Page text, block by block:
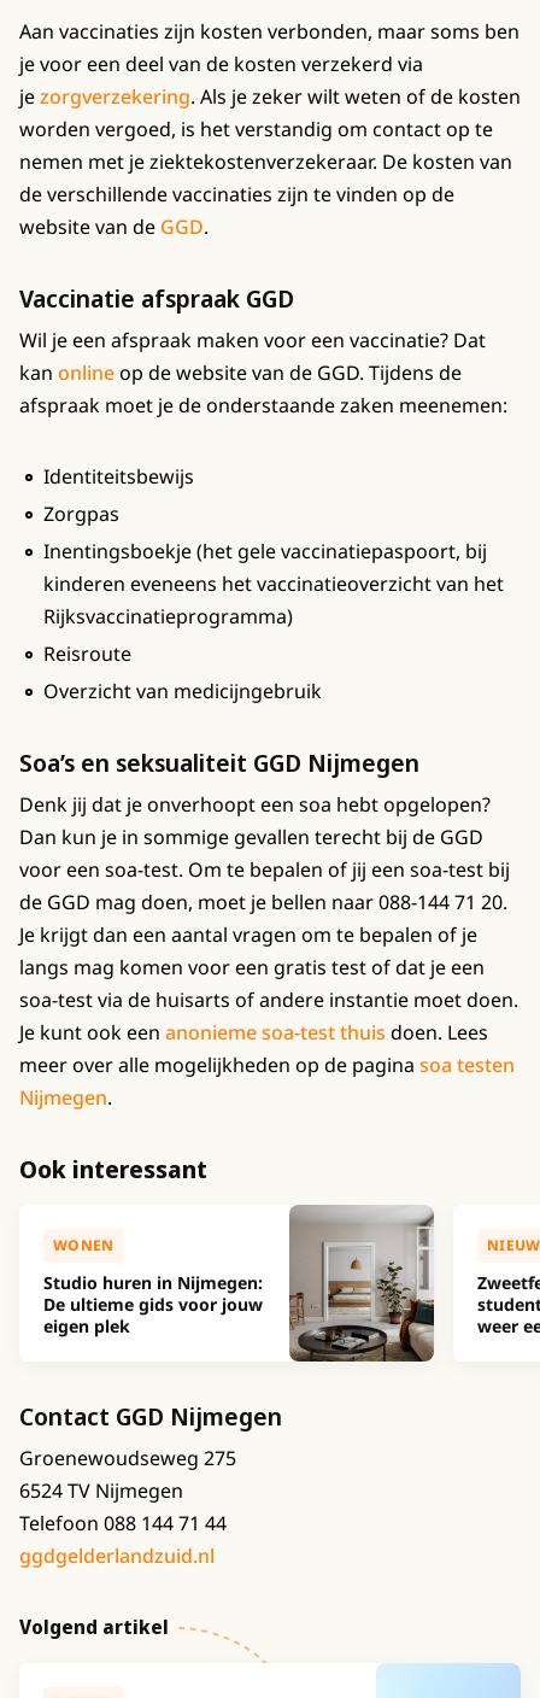
Aan vaccinaties zijn kosten verbonden, maar soms ben
je voor een deel van de kosten verzekerd via
jezorgverzekering. Als je zeker wilt weten of de kosten
worden vergoed, is het verstandig om contact op te
nemen met je ziektekostenverzekeraar. De kosten van
de verschillende vaccinaties zijn te vinden op de
website van de GGD.
Vaccinatie afspraak GGD
Wil je een afspraak maken voor een vaccinatie? Dat
kan onlineop de website van de GGD. Tijdens de
afspraak moet je de onderstaande zaken meenemen:
Identiteitsbewijs
Zorgpas
Inentingsboekje (het gele vaccinatiepaspoort, bij
kinderen eveneens het vaccinatieoverzicht van het
Rijksvaccinatieprogramma)
Reisroute
Overzicht van medicijngebruik
Soa’s en seksualiteit GGD Nijmegen
Denk jij dat je onverhoopt een soa hebt opgelopen?
Dan kun je in sommige gevallen terecht bij de GGD
voor een soa-test. Om te bepalen of jij een soa-test bij
de GGD mag doen, moet je bellen naar 088-144 71 20.
Je krijgt dan een aantal vragen om te bepalen of je
langs mag komen voor een gratis test of dat je een
soa-test via de huisarts of andere instantie moet doen.
Je kunt ook een anonieme soa-test thuis doen. Lees
meer over alle mogelijkheden op de pagina soa testen
Nijmegen.
Ook interessant
WONEN
Studio huren in Nijmegen:
De ultieme gids voor jouw
eigen plek
weer
Contact GGD Nijmegen
Groenewoudseweg 275
6524 TV Nijmegen
Telefoon 088 144 71 44
ggdgelderlandzuid.nl
Volgend artikel